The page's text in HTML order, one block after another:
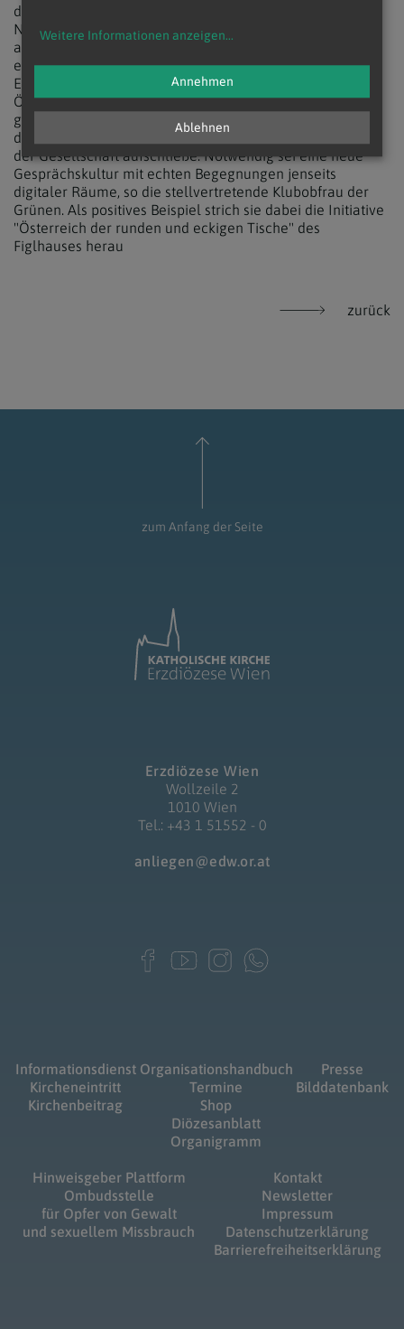
die Fragmentierung der Realität durch die zunehmende
Nutzung Sozialer Medien zurück. Enge Filter-Bubbles,
algorithmische Spins und fehlende gemeinsame Inhalte
erschwerten zunehmend einen faktenbasierten Diskurs.
Erzählungen von rechts, wonach "die Grünen den
Österreichern ihr Schnitzel wegnehmen wollen" seien
gleichsam falsch wie sinnlos und befeuerten einen Trend
des "Klein-Klein", der nie zu den eigentlichen Problemen
der Gesellschaft aufschließe. Notwendig sei eine neue
Gesprächskultur mit echten Begegnungen jenseits
digitaler Räume, so die stellvertretende Klubobfrau der
Grünen. Als positives Beispiel strich sie dabei die Initiative
"Österreich der runden und eckigen Tische" des
Figlhauses herau
zurück
zum Anfang der Seite
Erzdiözese Wien
Wollzeile 2
1010 Wien
Tel.: +43 1 51552 - 0
anliegen@edw.or.at
Informationsdienst
Kircheneintritt
Kirchenbeitrag
Organisationshandbuch
Termine
Shop
Diözesanblatt
Organigramm
Presse
Bilddatenbank
Hinweisgeber Plattform
Ombudsstelle
für Opfer von Gewalt
und sexuellem Missbrauch
Kontakt
Newsletter
Impressum
Datenschutzerklärung
Barrierefreiheitserklärung
Weitere Informationen anzeigen...
Ablehnen
Annehmen